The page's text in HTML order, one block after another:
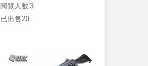
心橡膠訓練用途橡膠防護彈
閱覽人數:3
已出售20